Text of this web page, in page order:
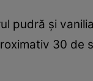
pudră şi
30 de